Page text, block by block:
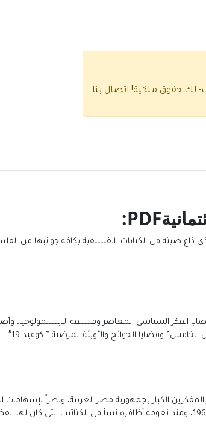
لك حقوق ملكية! اتصال بنا
PDF:
ذاع صيته في الكتابات الفلسفية بكافة جوانبها من
الفكر السياسي المعاصر وفلسفة الابستمولوجيا،
وقضايا الجوائح والأوبئة المرضية ” كوفيد 19″.
الكبار بجمهورية مصر العربية، ونظراً لإسهامات
محمد علي في مجال الفلسفة فقد أطلق عليه لقب المثقف الشامل، ولد في محافظة سوهاج بمدينة أخميم عام 1966، ومنذ نعومة أظافره نشأ في